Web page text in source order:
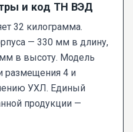
и код ТН ВЭД
32 килограмма.
— 330 мм в длину,
в высоту. Модель
размещения 4 и
УХЛ. Единый
продукции —